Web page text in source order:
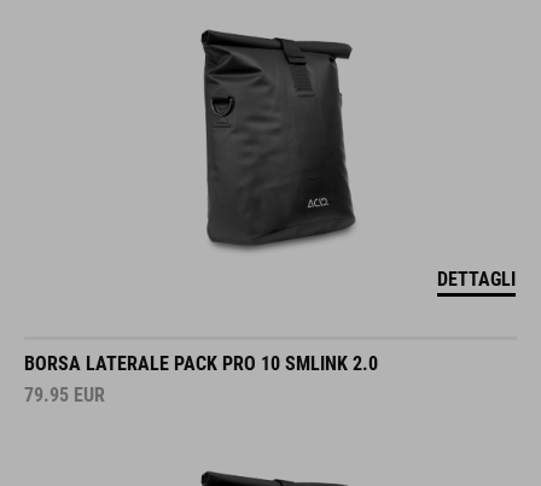
DETTAGLI
BORSA LATERALE PACK PRO 10 SMLINK 2.0
79.95 EUR